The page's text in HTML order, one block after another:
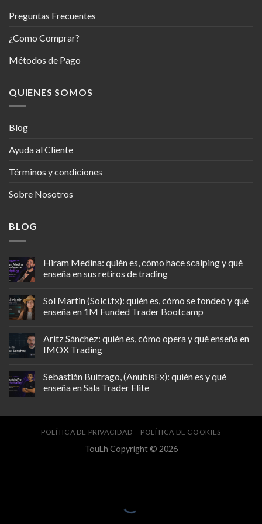
Preguntas Frecuentes
¿Como Comprar?
Métodos de Pago
QUIENES SOMOS
Blog
Ayuda al Cliente
Términos y condiciones
Sobre Nosotros
BLOG
Hiram Medina: quién es, cómo hace scalping y qué
enseña en sus retiros de trading
Sol Martin (Solci.fx): quién es, cómo se fondeó y qué
enseña en 1M Funded Trader Bootcamp
Aritz Sánchez: quién es, cómo opera y qué enseña en
IMOX Trading
Sebastián Buitrago, (AnubisFx): quién es y qué
enseña en Sala Trader Elite
POLÍTICA DE PRIVACIDAD POLÍTICA DE COOKIES
TouLh Copyright © 2026